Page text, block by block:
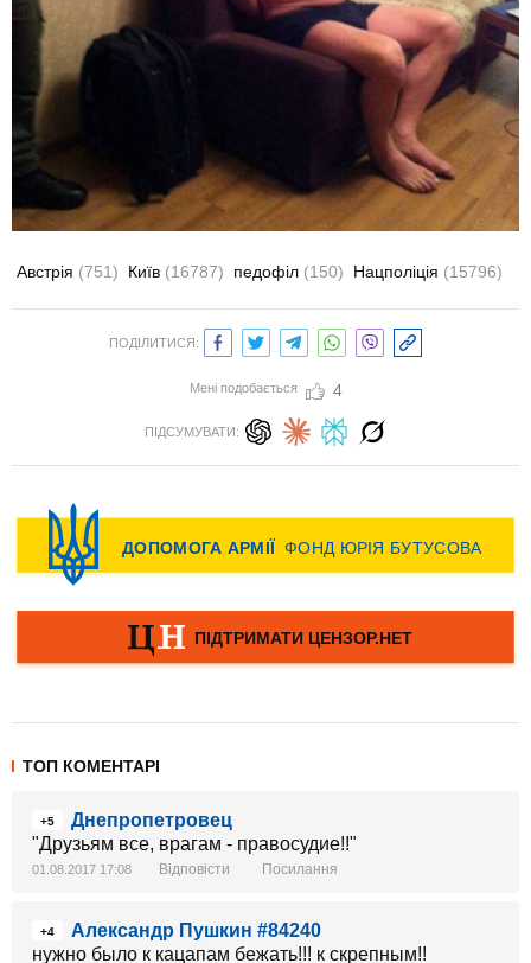
Австрія (751) Київ (16787) педофіл (150) Нацполіція (15796)
ПОДІЛИТИСЯ:
Мені подобається 4
ПІДСУМУВАТИ:
ТОП КОМЕНТАРІ
+5
Днепропетровец
"Друзьям все, врагам - правосудие!!"
01.08.2017 17:08 Відповісти Посилання
+4
Александр Пушкин #84240
нужно было к кацапам бежать!!! к скрепным!!